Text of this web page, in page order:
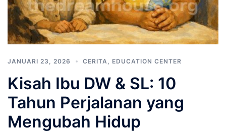
JANUARI 23, 2026 CERITA EDUCATION CENTER
Kisah Ibu DW & SL: 10
Tahun Perjalanan yang
Mengubah Hidup